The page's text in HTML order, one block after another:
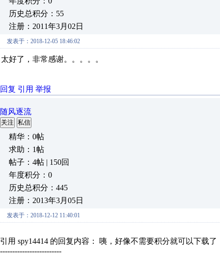
历史总积分：55
注册：2011年3月02日
发表于：2018-12-05 18:46:02
太好了，非常感谢。。。。。
回复 引用 举报
随风逐流
关注 私信
精华：0帖
求助：1帖
帖子：4帖 | 150回
年度积分：0
历史总积分：445
注册：2013年3月05日
发表于：2018-12-12 11:40:01
引用 spy14414 的回复内容： 咦，好像不需要积分就可以下载了
-------------------------